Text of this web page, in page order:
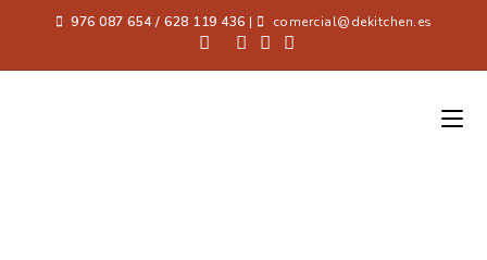
976 087 654 / 628 119 436 | comercial@dekitchen.es